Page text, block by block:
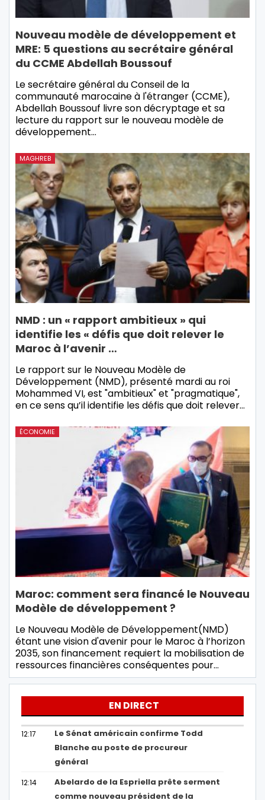
Nouveau modèle de développement et
MRE: 5 questions au secrétaire général
du CCME Abdellah Boussouf
Le secrétaire général du Conseil de la
communauté marocaine à l'étranger (CCME),
Abdellah Boussouf livre son décryptage et sa
lecture du rapport sur le nouveau modèle de
développement…
MAGHREB
NMD : un « rapport ambitieux » qui
identifie les « défis que doit relever le
Maroc à l’avenir …
Le rapport sur le Nouveau Modèle de
Développement (NMD), présenté mardi au roi
Mohammed VI, est "ambitieux" et "pragmatique",
en ce sens qu’il identifie les défis que doit relever…
ÉCONOMIE
Maroc: comment sera financé le Nouveau
Modèle de développement ?
Le Nouveau Modèle de Développement(NMD)
étant une vision d'avenir pour le Maroc à l’horizon
2035, son financement requiert la mobilisation de
ressources financières conséquentes pour…
EN DIRECT
12:17
Le Sénat américain confirme Todd
Blanche au poste de procureur
général
12:14
Abelardo de la Espriella prête serment
comme nouveau président de la